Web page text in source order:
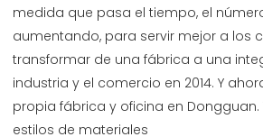
medida que pasa el tiempo, el
aumentando, para servir mejor a los
transformar de una fábrica a una
industria y el comercio en 2014. Y
propia fábrica y oficina en Dongguan.